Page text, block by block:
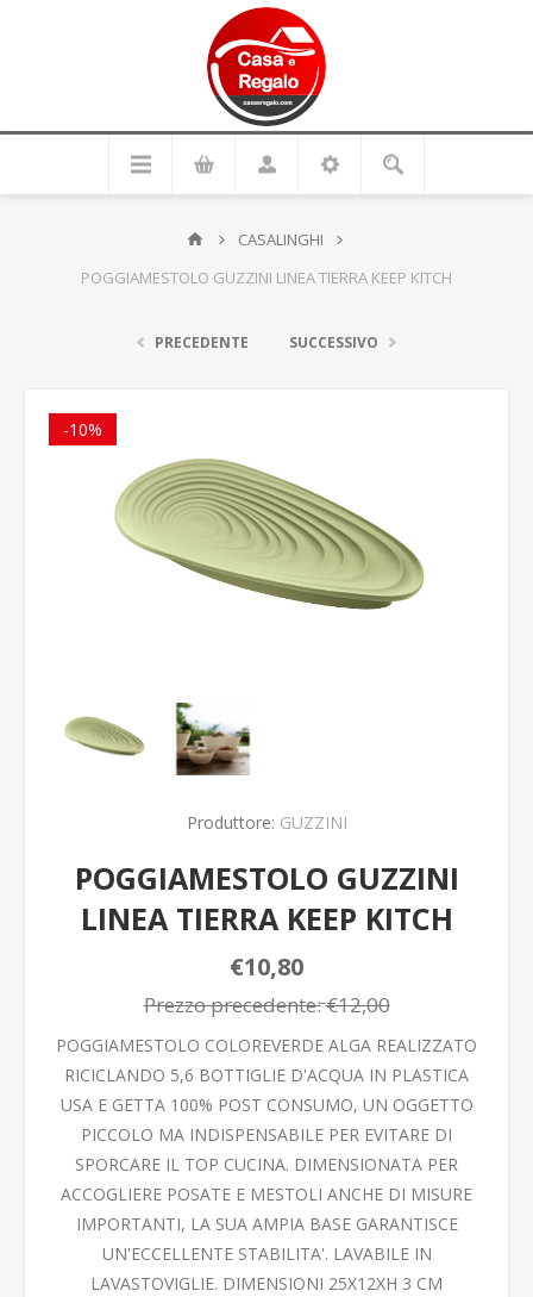
CASALINGHI
POGGIAMESTOLO GUZZINI LINEA TIERRA KEEP KITCH
PRECEDENTE SUCCESSIVO
-10%
Produttore: GUZZINI
POGGIAMESTOLO GUZZINI
LINEA TIERRA KEEP KITCH
€10,80
Prezzo precedente:€12,00
POGGIAMESTOLO COLOREVERDE ALGA REALIZZATO
RICICLANDO 5,6 BOTTIGLIE D'ACQUA IN PLASTICA
USA E GETTA 100% POST CONSUMO, UN OGGETTO
PICCOLO MA INDISPENSABILE PER EVITARE DI
SPORCARE IL TOP CUCINA. DIMENSIONATA PER
ACCOGLIERE POSATE E MESTOLI ANCHE DI MISURE
IMPORTANTI, LA SUA AMPIA BASE GARANTISCE
UN'ECCELLENTE STABILITA'. LAVABILE IN
LAVASTOVIGLIE. DIMENSIONI 25X12XH 3 CM